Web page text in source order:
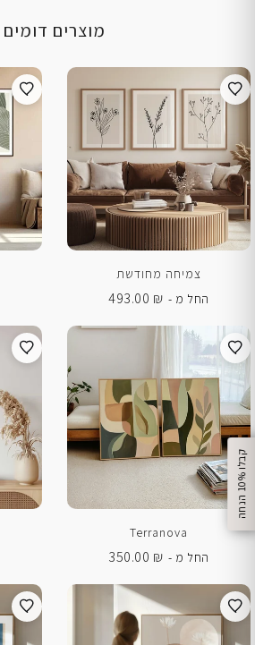
ק
ב
ל
ו
1
0
%
ה
נ
ח
ה
מוצרים דומים
צמיחה מחודשת
החל מ -
493.00 ₪
Terranova
החל מ -
350.00 ₪